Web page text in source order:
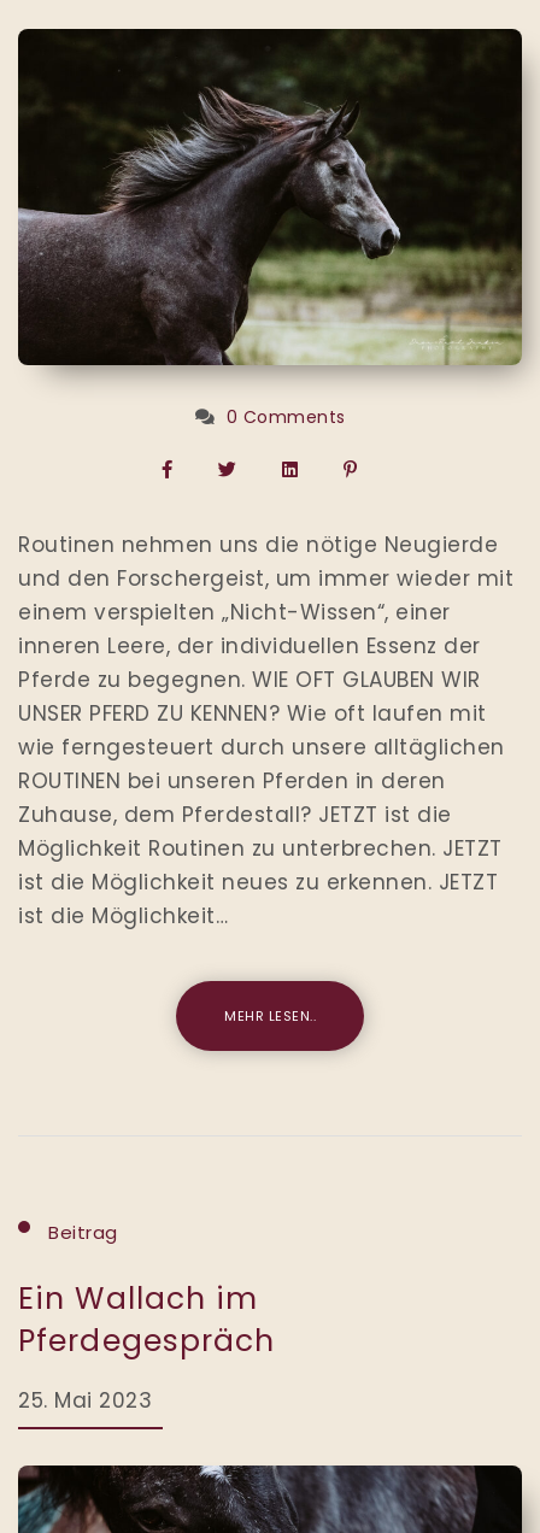
0 Comments
Routinen nehmen uns die nötige Neugierde
und den Forschergeist, um immer wieder mit
einem verspielten „Nicht-Wissen“, einer
inneren Leere, der individuellen Essenz der
Pferde zu begegnen. WIE OFT GLAUBEN WIR
UNSER PFERD ZU KENNEN? Wie oft laufen mit
wie ferngesteuert durch unsere alltäglichen
ROUTINEN bei unseren Pferden in deren
Zuhause, dem Pferdestall? JETZT ist die
Möglichkeit Routinen zu unterbrechen. JETZT
ist die Möglichkeit neues zu erkennen. JETZT
ist die Möglichkeit…
MEHR LESEN..
Beitrag
Ein Wallach im
Pferdegespräch
25. Mai 2023